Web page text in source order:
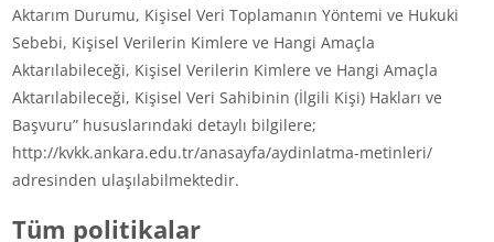
Aktarım Durumu, Kişisel Veri Toplamanın Yöntemi ve Hukuki
Sebebi, Kişisel Verilerin Kimlere ve Hangi Amaçla
Aktarılabileceği, Kişisel Verilerin Kimlere ve Hangi Amaçla
Aktarılabileceği, Kişisel Veri Sahibinin (İlgili Kişi) Hakları ve
Başvuru” hususlarındaki detaylı bilgilere;
http://kvkk.ankara.edu.tr/anasayfa/aydinlatma-metinleri/
adresinden ulaşılabilmektedir.
Tüm politikalar